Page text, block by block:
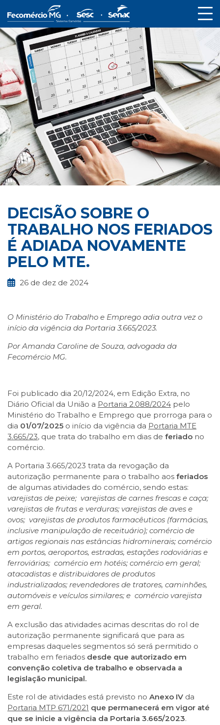
DECISÃO SOBRE O
TRABALHO NOS FERIADOS
É ADIADA NOVAMENTE
PELO MTE.
26 de dez de 2024
O Ministério do Trabalho e Emprego adia outra vez o
início da vigência da Portaria 3.665/2023.
Por Amanda Caroline de Souza, advogada da
Fecomércio MG.
Foi publicado dia 20/12/2024, em Edição Extra, no
Diário Oficial da União a Portaria 2.088/2024 pelo
Ministério do Trabalho e Emprego que prorroga para o
dia 01/07/2025 o início da vigência da Portaria MTE
3.665/23, que trata do trabalho em dias de feriado no
comércio.
A Portaria 3.665/2023 trata da revogação da
autorização permanente para o trabalho aos feriados
de algumas atividades do comércio, sendo estas:
varejistas de peixe; varejistas de carnes frescas e caça;
varejistas de frutas e verduras; varejistas de aves e
ovos; varejistas de produtos farmacêuticos (farmácias,
inclusive manipulação de receituário); comércio de
artigos regionais nas estâncias hidrominerais; comércio
em portos, aeroportos, estradas, estações rodoviárias e
ferroviárias; comércio em hotéis; comércio em geral;
atacadistas e distribuidores de produtos
industrializados; revendedores de tratores, caminhões,
automóveis e veículos similares; e comércio varejista
em geral.
A exclusão das atividades acimas descritas do rol de
autorização permanente significará que para as
empresas daqueles segmentos só será permitido o
trabalho em feriados desde que autorizado em
convenção coletiva de trabalho e observada a
legislação municipal.
Este rol de atividades está previsto no Anexo IV da
Portaria MTP 671/2021 que permanecerá em vigor até
que se inicie a vigência da Portaria 3.665/2023.